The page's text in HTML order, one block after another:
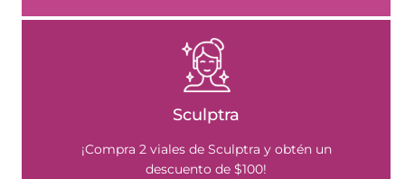
Sculptra
¡Compra 2 viales de Sculptra y obtén un
descuento de $100!